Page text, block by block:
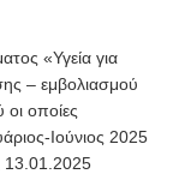
«Υγεία για
– εμβολιασμού
οποίες
Ιούνιος 2025
13.01.2025